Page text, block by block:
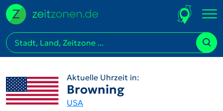
Aktuelle Uhrzeit in:
Browning
USA